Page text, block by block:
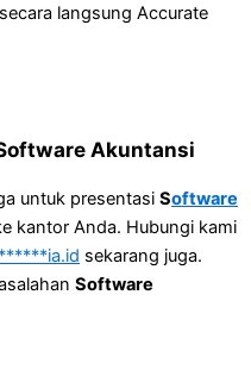
langsung Accurate
Akuntansi
untuk presentasi Software
kantor Anda. Hubungi kami
ia.id sekarang juga.
Software